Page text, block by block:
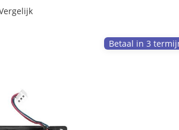
Betaal in 3